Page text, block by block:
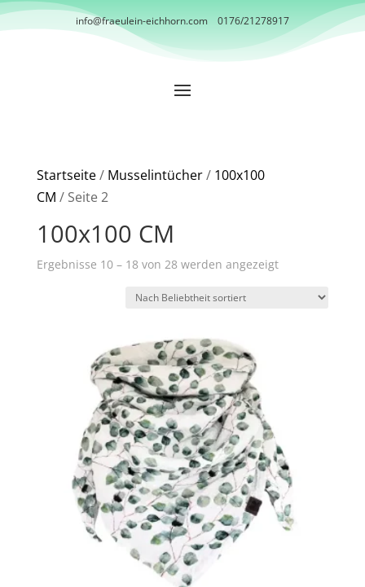
info@fraeulein-eichhorn.com 0176/21278917
Startseite/ Musselintücher/ 100x100
CM / Seite 2
100x100 CM
Ergebnisse 10 – 18 von 28 werden angezeigtNach